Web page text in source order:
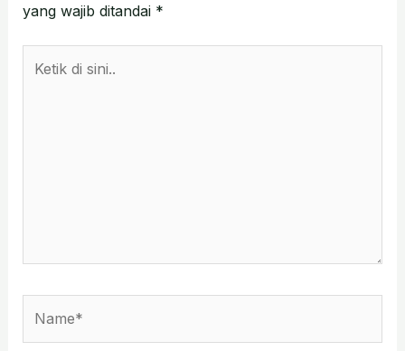
yang wajib ditandai *